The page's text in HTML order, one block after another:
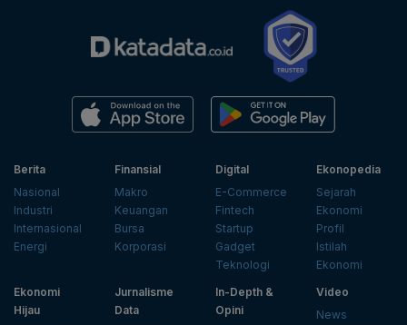
Berita
Nasional
Industri
Internasional
Energi
Finansial
Makro
Keuangan
Bursa
Korporasi
Digital
E-Commerce
Fintech
Startup
Gadget
Teknologi
Ekonopedia
Sejarah
Ekonomi
Profil
Istilah
Ekonomi
Ekonomi
Hijau
Jurnalisme
Data
In-Depth &
Opini
Video
News